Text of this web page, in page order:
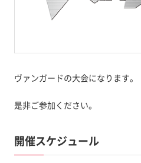
ヴァンガードの大会になります。
是非ご参加ください。
開催スケジュール